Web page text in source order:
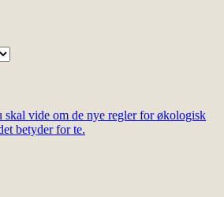
vide om de nye regler for økologisk
betyder for te.